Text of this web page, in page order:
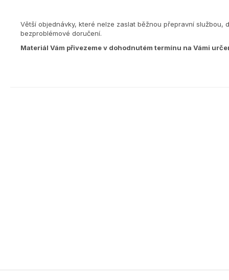
Větší objednávky, které nelze zaslat běžnou přepravní službou,
bezproblémové doručení.
Materiál Vám přivezeme v dohodnutém termínu na Vámi